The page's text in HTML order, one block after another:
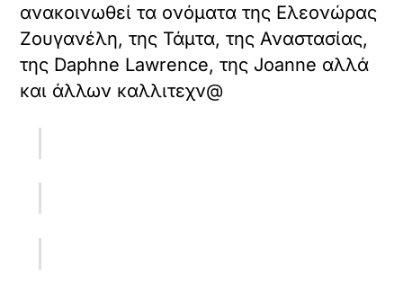
ανακοινωθεί τα ονόματα της Ελεονώρας
Ζουγανέλη, της Τάμτα, της Αναστασίας,
της Daphne Lawrence, της Joanne αλλά
και άλλων καλλιτεχν@